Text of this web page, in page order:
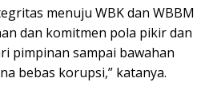
menuju WBK dan WBBM
dan komitmen pola pikir dan
pimpinan sampai bawahan
bebas korupsi,” katanya.